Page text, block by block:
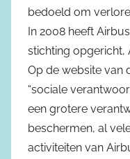
bedoeld om
In 2008 heeft
stichting opgericht,
Op de website van
“sociale
een grotere
beschermen, al
activiteiten van